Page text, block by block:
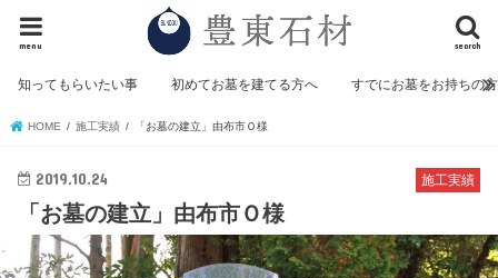
search
menu
知ってもらいたい事 初めてお墓を建てる方へ すでにお墓をお持ちの
HOME 施工実績 「お墓の建立」由布市Ｏ様
施工実績
2019.10.24
「お墓の建立」由布市Ｏ様